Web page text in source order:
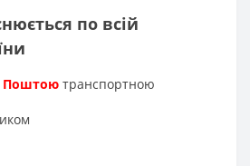
по всій
Поштою транспортною